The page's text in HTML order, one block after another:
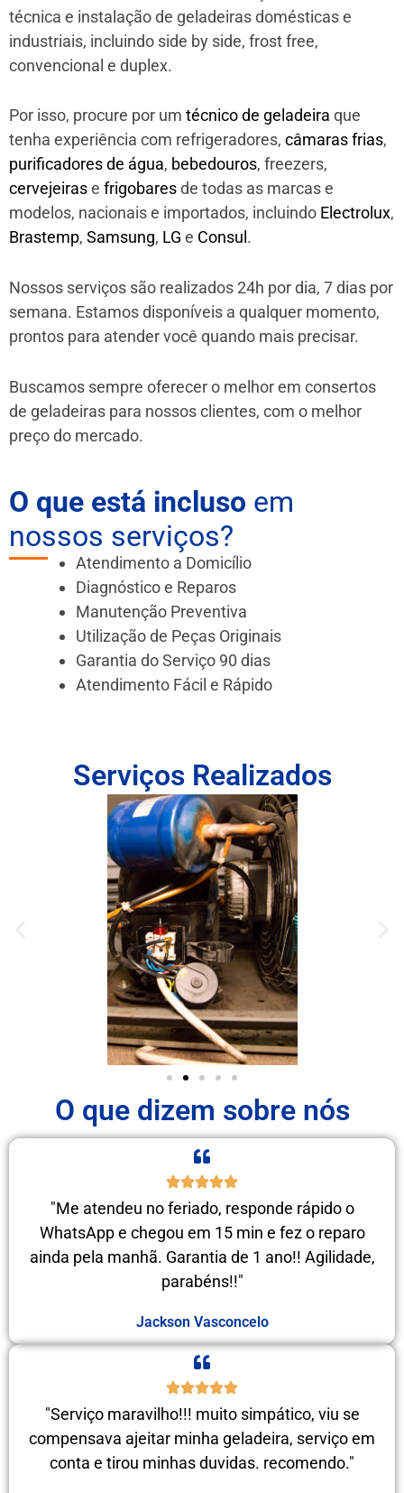
técnica e instalação de geladeiras domésticas e
industriais, incluindo side by side, frost free,
convencional e duplex.
Por isso, procure por um técnico de geladeira que
tenha experiência com refrigeradores, câmaras frias,
purificadores de água, bebedouros, freezers,
cervejeirase frigobaresde todas as marcas e
modelos, nacionais e importados, incluindo Electrolux,
Brastemp, Samsung, LG e Consul .
Nossos serviços são realizados 24h por dia, 7 dias por
semana. Estamos disponíveis a qualquer momento,
prontos para atender você quando mais precisar.
Buscamos sempre oferecer o melhor em consertos
de geladeiras para nossos clientes, com o melhor
preço do mercado.
O que está incluso em
nossos serviços?
Atendimento a Domicílio
Diagnóstico e Reparos
Manutenção Preventiva
Utilização de Peças Originais
Garantia do Serviço 90 dias
Atendimento Fácil e Rápido
Serviços Realizados
O que dizem sobre nós
"Me atendeu no feriado, responde rápido o
WhatsApp e chegou em 15 min e fez o reparo
ainda pela manhã. Garantia de 1 ano!! Agilidade,
parabéns!!"
Jackson Vasconcelo
"Serviço maravilho!!! muito simpático, viu se
compensava ajeitar minha geladeira, serviço em
conta e tirou minhas duvidas. recomendo."